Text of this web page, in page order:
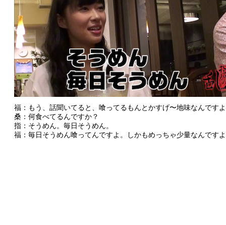
福：もう、話聞いてると、喰ってるもんとかすげ〜地味なんです
桑：何食べてるんですか？
指：そうめん。毎日そうめん。
福：毎日そうめん喰ってんですよ。しかもめっちゃ少量なんです